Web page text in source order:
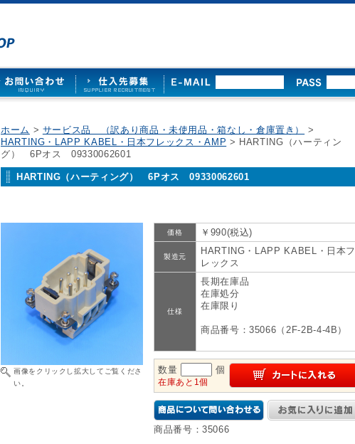
ホーム > サービス品 （訳あり商品・未使用品・箱なし・倉庫置き）
>
HARTING・LAPP KABEL・日本フレックス・AMP > HARTING（ハーティン
グ） 6Pオス 09330062601
HARTING（ハーティング） 6Pオス 09330062601
画像をクリックし拡大してご覧くださ
い。
価格 ￥990(税込)
製造元
HARTING・LAPP KABEL・日本フ
レックス
仕様
長期在庫品
在庫処分
在庫限り
商品番号：35066（2F-2B-4-4B）
数量 個
在庫あと1個
商品番号：35066